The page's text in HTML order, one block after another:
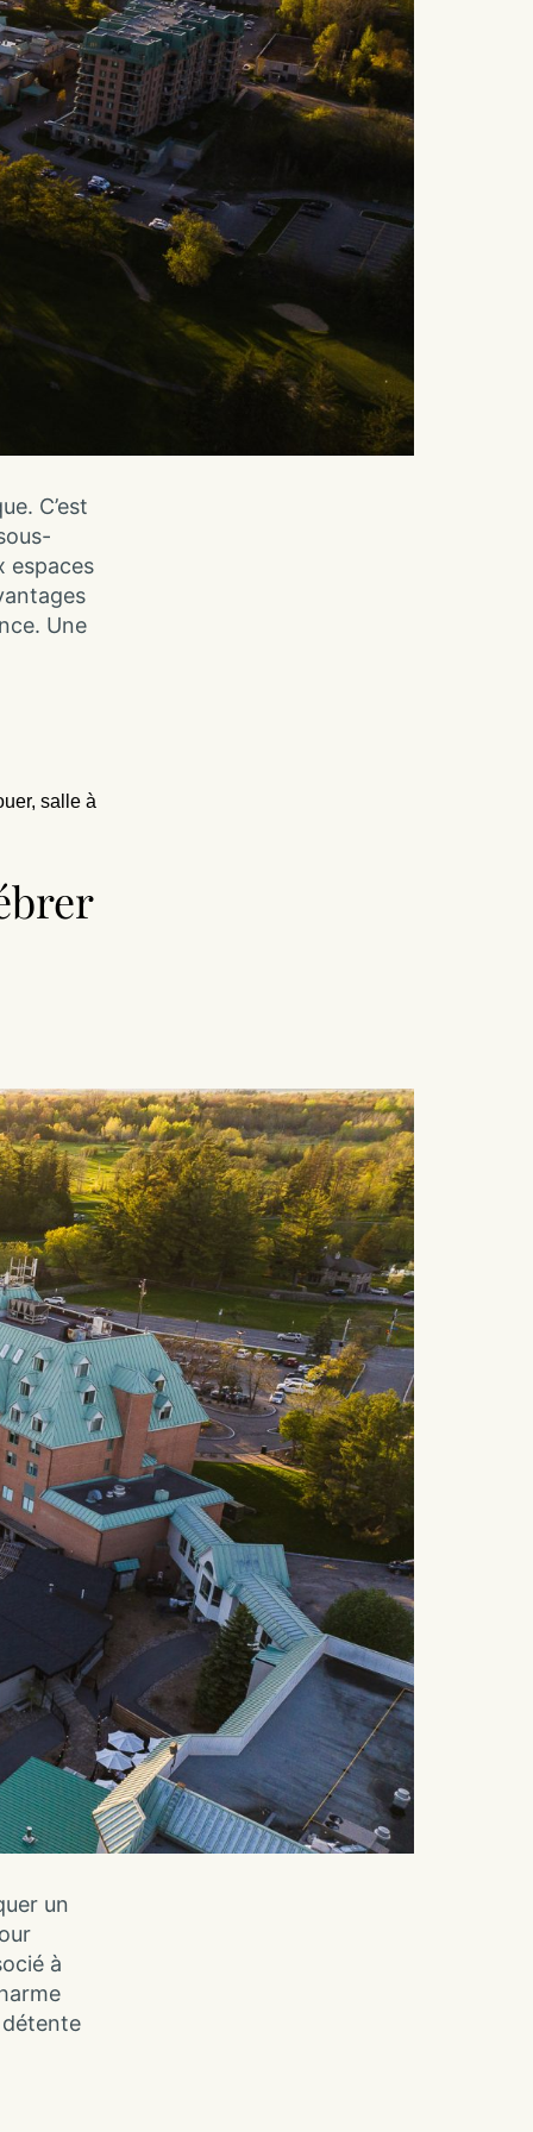
C’est
espaces
Une
, salle à
un
à
détente